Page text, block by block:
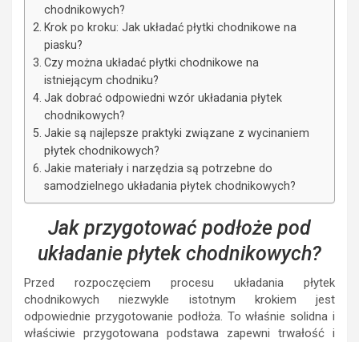
chodnikowych?
Krok po kroku: Jak układać płytki chodnikowe na
piasku?
Czy można układać płytki chodnikowe na
istniejącym chodniku?
Jak dobrać odpowiedni wzór układania płytek
chodnikowych?
Jakie są najlepsze praktyki związane z wycinaniem
płytek chodnikowych?
Jakie materiały i narzędzia są potrzebne do
samodzielnego układania płytek chodnikowych?
Jak przygotować podłoże pod
układanie płytek chodnikowych?
Przed rozpoczęciem procesu układania płytek
chodnikowych niezwykle istotnym krokiem jest
odpowiednie przygotowanie podłoża. To właśnie solidna i
właściwie przygotowana podstawa zapewni trwałość i